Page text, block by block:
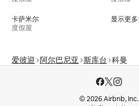
卡萨米尔
度假屋
显示更多
爱彼迎 阿尔巴尼亚 斯库台 科曼
© 2026 Airbnb, Inc.